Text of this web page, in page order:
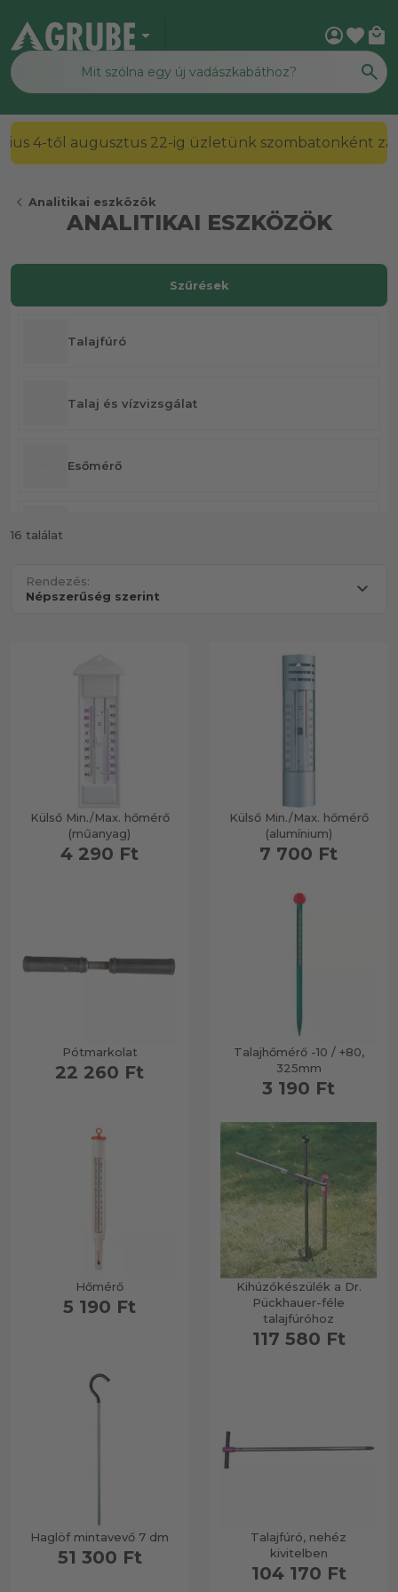
arrow_drop_down account_circlefavorite local_mall
2026. július 4-től augusztus 22-ig üzletünk
chevron_left Analitikai eszközök
ANALITIKAI ESZKÖZÖK
Talajfúró
Talaj és vízvizsgálat
Esőmérő
Időjárás állomás
16 találat
Rendezés:
Külső Min./Max. hőmérő
(műanyag)
4 290 Ft
Külső Min./Max. hőmérő
(alumínium)
7 700 Ft
Pótmarkolat
22 260 Ft
Talajhőmérő -10 / +80,
325mm
3 190 Ft
Hőmérő
5 190 Ft
Kihúzókészülék a Dr.
Pückhauer-féle
talajfúróhoz
117 580 Ft
Haglöf mintavevő 7 dm
51 300 Ft
Talajfúró, nehéz
kivitelben
104 170 Ft
Szűrések